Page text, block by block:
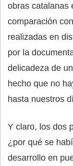
obras catalanas
comparación
realizadas en
por la
delicadeza de
hecho que no
hasta nuestros
Y claro, los dos
¿por qué se
desarrollo en